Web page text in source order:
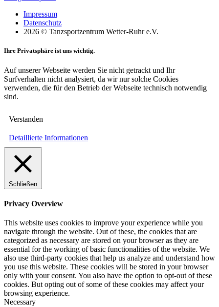
Impressum
Datenschutz
2026 © Tanzsportzentrum Wetter-Ruhr e.V.
Ihre Privatsphäre ist uns wichtig.
Auf unserer Webseite werden Sie nicht getrackt und Ihr
Surfverhalten nicht analysiert, da wir nur solche Cookies
verwenden, die für den Betrieb der Webseite technisch notwendig
sind.
Verstanden
Detaillierte Informationen
Schließen
Privacy Overview
This website uses cookies to improve your experience while you
navigate through the website. Out of these, the cookies that are
categorized as necessary are stored on your browser as they are
essential for the working of basic functionalities of the website. We
also use third-party cookies that help us analyze and understand how
you use this website. These cookies will be stored in your browser
only with your consent. You also have the option to opt-out of these
cookies. But opting out of some of these cookies may affect your
browsing experience.
Necessary